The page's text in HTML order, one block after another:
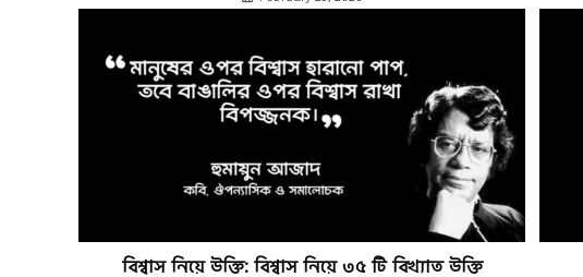
বিশ্বাস নিয়ে উক্তি: বিশ্বাস নিয়ে ৩৫ টি বিখ্যাত উক্তি